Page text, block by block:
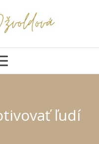
ľudí